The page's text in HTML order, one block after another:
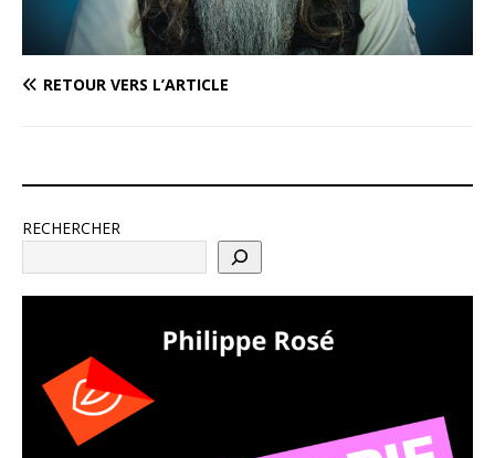
RETOUR VERS L’ARTICLE
RECHERCHER